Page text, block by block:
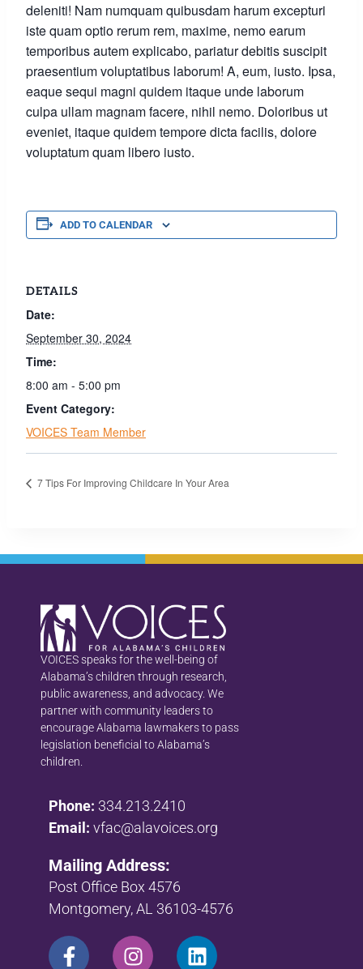
deleniti! Nam numquam quibusdam harum excepturi
iste quam optio rerum rem, maxime, nemo earum
temporibus autem explicabo, pariatur debitis suscipit
praesentium voluptatibus laborum! A, eum, iusto. Ipsa,
eaque sequi magni quidem itaque unde laborum
culpa ullam magnam facere, nihil nemo. Doloribus ut
eveniet, itaque quidem tempore dicta facilis, dolore
voluptatum quam libero iusto.
ADD TO CALENDAR
DETAILS
Date:
September 30, 2024
Time:
8:00 am - 5:00 pm
Event Category:
VOICES Team Member
7 Tips For Improving Childcare In Your Area
VOICES speaks for the well-being of
Alabama’s children through research,
public awareness, and advocacy. We
partner with community leaders to
encourage Alabama lawmakers to pass
legislation beneficial to Alabama’s
children.
Phone: 334.213.2410
Email: vfac@alavoices.org
Mailing Address:
Post Office Box 4576
Montgomery, AL 36103-4576